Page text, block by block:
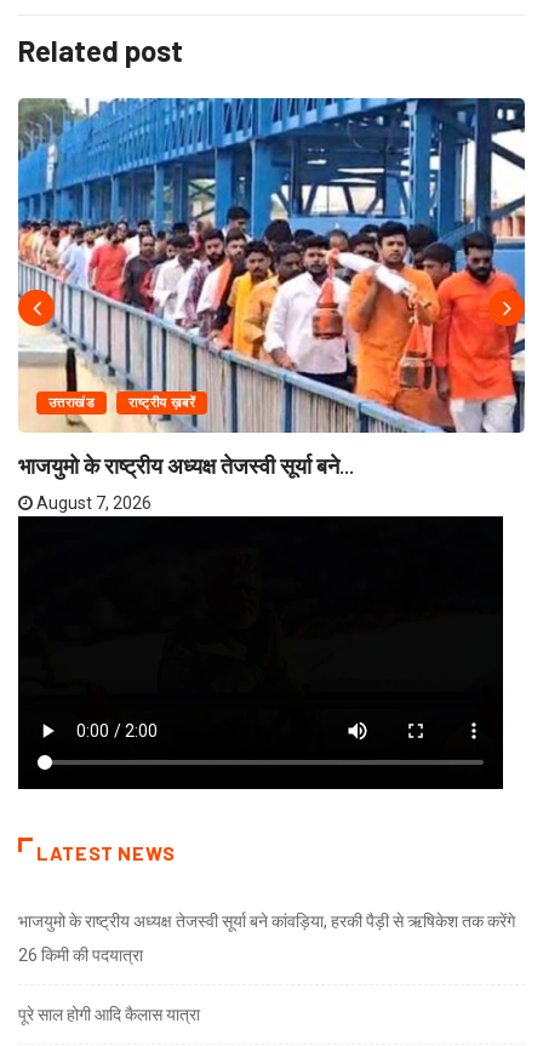
Related post
उत्तराखंड राष्ट्रीय ख़बरें
भाजयुमो के राष्ट्रीय अध्यक्ष तेजस्वी सूर्या बने...
August 7, 2026
LATEST NEWS
भाजयुमो के राष्ट्रीय अध्यक्ष तेजस्वी सूर्या बने कांवड़िया, हरकी पैड़ी से ऋषिकेश तक करेंगे
26 किमी की पदयात्रा
पूरे साल होगी आदि कैलास यात्रा